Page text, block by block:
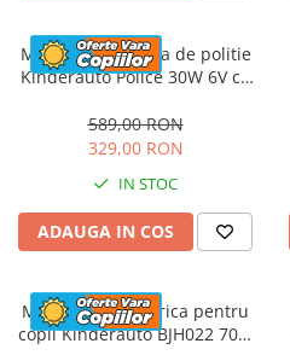
Masinuta electrica de politie
Kinderauto Police 30W 6V cu
bluetooth, culoare Rosu
589,00 RON
329,00 RON
IN STOC
ADAUGA IN COS
Motocicleta electrica pentru
copii Kinderauto BJH022 70W